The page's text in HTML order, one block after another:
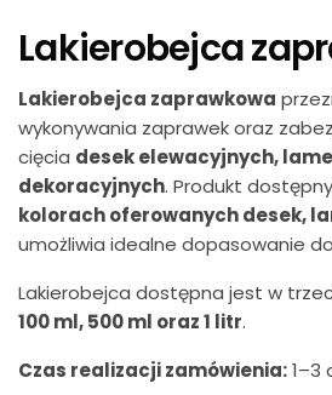
Lakierobejca
Lakierobejca zaprawkowa
wykonywania zaprawek oraz
cięcia desek elewacyjnych,
dekoracyjnych. Produkt
kolorach oferowanych desek,
umożliwia idealne dopasowanie
Lakierobejca dostępna jest w
100 ml, 500 ml oraz 1 litr.
Czas realizacji zamówienia:1–3